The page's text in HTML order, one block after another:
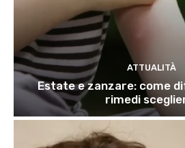
ATTUALITÀ
Estate e zanzare: come
rimedi